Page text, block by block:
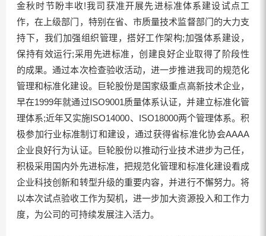
金秋时节盼丰收!我司获准开展先进标准体系建设试点工
作，在上级部门，特别在省、市质量技术监督部门的大力支
持下，我们加强组织管理，搭好工作架构;加强体系建设，
保持有效运行;采用先进标准，创建良好企业取得了阶段性
的成果。通过本次检查验收活动，进一步推进我司的规范化
管理和标准化建设。巨轮股份是国家级重点高新技术企业，
早在1999年就通过ISO9001质量体系认证，并建立标准化管
理体系;近年又实施ISO14000、ISO18000两个管理体系。积
极参加行业标准制订和建设，通过获得省标准化协会AAAA
企业良好行为认证。巨轮股份以推动行业技术进步为己任，
积极采用国内外先进标准，把规范化管理和标准化建设看成
企业科技创新和转型升级的重要内容，并进行不懈努力。将
以本次试点验收工作为契机，进一步加大资源投入和工作力
度，为公司的可持续发展注入活力。